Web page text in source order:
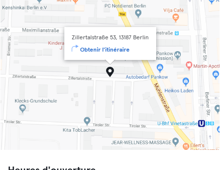
Zillertalstraße 53, 13187 Berlin
Obtenir l'itinéraire